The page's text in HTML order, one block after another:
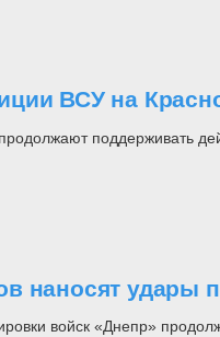
ВСУ на
поддерживать
наносят
войск «Днепр»